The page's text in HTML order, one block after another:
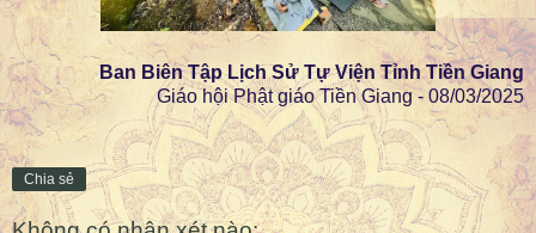
Ban Biên Tập Lịch Sử Tự Viện Tỉnh Tiền Giang
Giáo hội Phật giáo Tiền Giang - 08/03/2025
Chia sẻ